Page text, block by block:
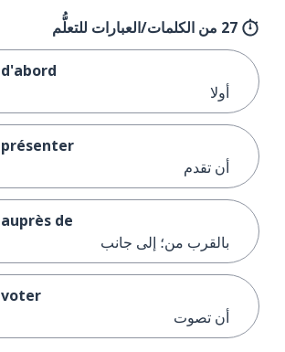
27 من الكلمات/العبارات للتعلُّم
d'abord
أولا
présenter
أن تقدم
auprès de
بالقرب من؛ إلى جانب
voter
أن تصوت